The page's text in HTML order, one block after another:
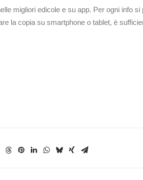
migliori edicole e su app. Per ogni info
la copia su smartphone o tablet, è